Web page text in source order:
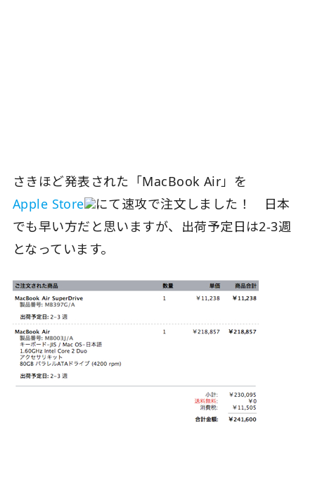
さきほど発表された「MacBook Air」を
Apple Store
にて速攻で注文しました！ 日本
でも早い方だと思いますが、出荷予定日は2-3週
となっています。